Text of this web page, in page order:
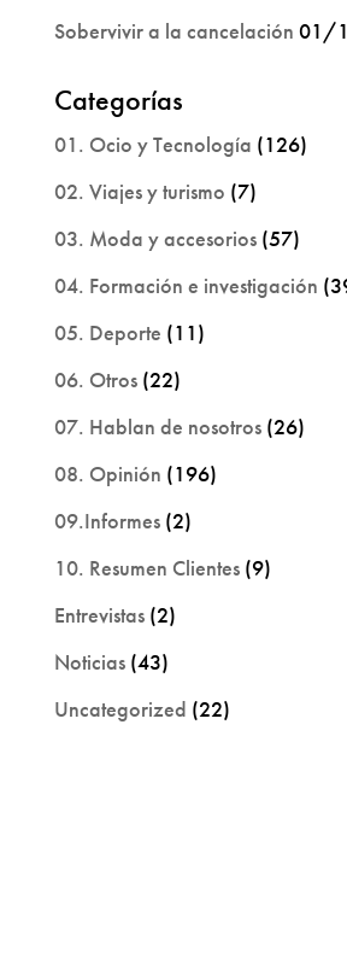
Sobervivir a la cancelación 01/
Categorías
01. Ocio y Tecnología (126)
02. Viajes y turismo (7)
03. Moda y accesorios(57)
04. Formación e investigación
05. Deporte (11)
06. Otros(22)
07. Hablan de nosotros(26)
08. Opinión (196)
09.Informes(2)
10. Resumen Clientes(9)
Entrevistas(2)
Noticias(43)
Uncategorized (22)